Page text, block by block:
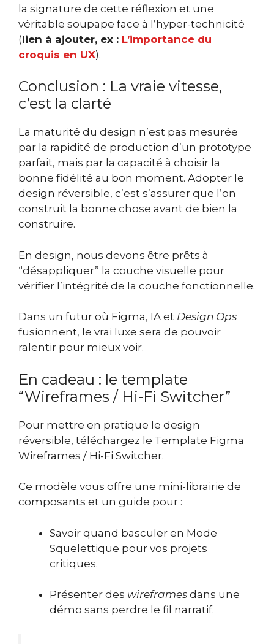
la signature de cette réflexion et une
véritable soupape face à l’hyper-technicité
(lien à ajouter, ex : L’importance du
croquis en UX).
Conclusion : La vraie vitesse,
c’est la clarté
La maturité du design n’est pas mesurée
par la rapidité de production d’un prototype
parfait, mais par la capacité à choisir la
bonne fidélité au bon moment. Adopter le
design réversible, c’est s’assurer que l’on
construit la bonne chose avant de bien la
construire.
En design, nous devons être prêts à
“désappliquer” la couche visuelle pour
vérifier l’intégrité de la couche fonctionnelle.
Dans un futur où Figma, IA et Design Ops
fusionnent, le vrai luxe sera de pouvoir
ralentir pour mieux voir.
En cadeau : le template
“Wireframes / Hi-Fi Switcher”
Pour mettre en pratique le design
réversible, téléchargez le Template Figma
Wireframes / Hi-Fi Switcher.
Ce modèle vous offre une mini-librairie de
composants et un guide pour :
Savoir quand basculer en Mode
Squelettique pour vos projets
critiques.
Présenter des wireframes dans une
démo sans perdre le fil narratif.